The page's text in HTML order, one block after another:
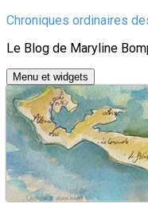
Aller
contenu
Chroniques ordinaires
Le Blog de Maryline
Menu et widgets